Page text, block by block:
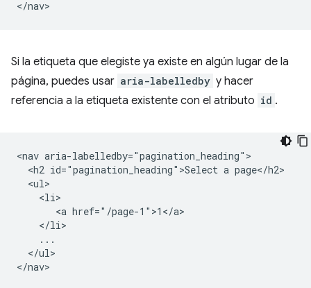
Si la etiqueta que elegiste ya existe en algún lugar de la
página, puedes usar aria-labelledby y hacer
referencia a la etiqueta existente con el atributo id .
<nav aria-labelledby="pagination_heading">
  <h2 id="pagination_heading">Select a page</h2>
  <ul>
    <li>
       <a href="/page-1">1</a>
    </li>
    ...
  </ul>